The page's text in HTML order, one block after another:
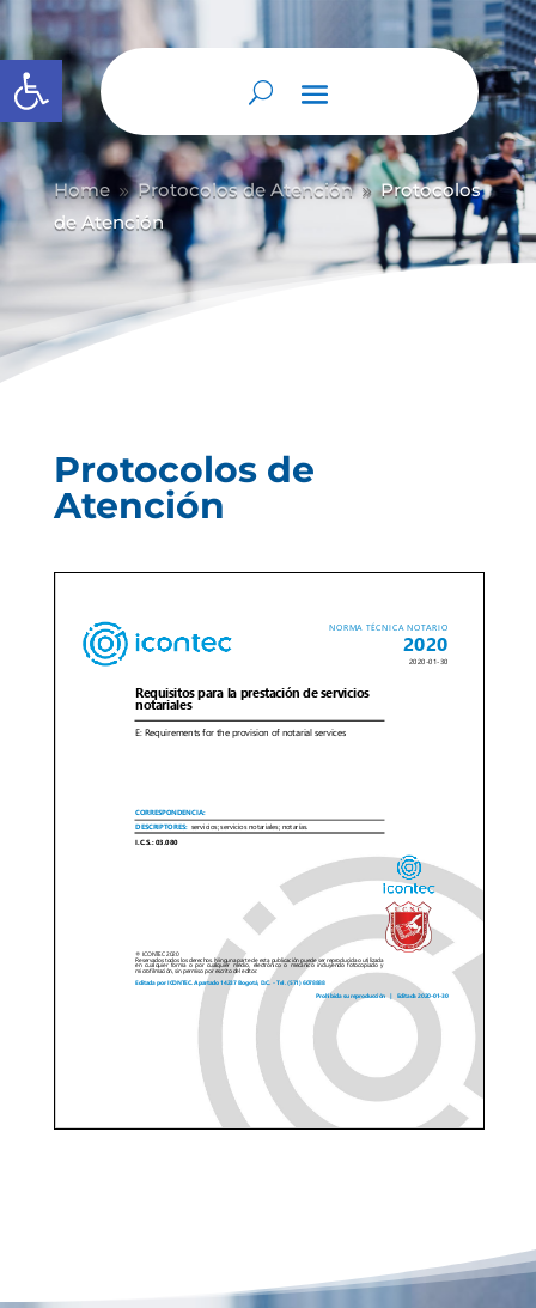
Abrir barra de herramientas
Home 9 Protocolos de Atención 9 Protocolos
de Atención
Protocolos de
Atención